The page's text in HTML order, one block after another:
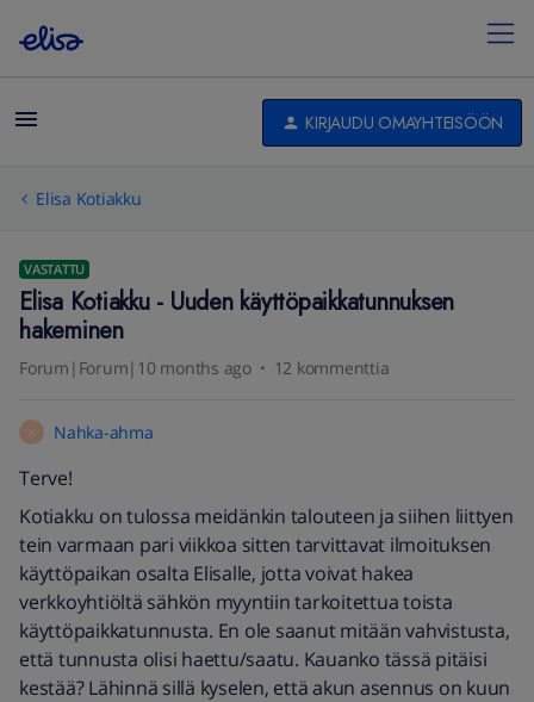
KIRJAUDU OMAYHTEISÖÖN
Elisa Kotiakku
VASTATTU
Elisa Kotiakku - Uuden käyttöpaikkatunnuksen
hakeminen
Forum|Forum|10 months ago 12 kommenttia
N Nahka-ahma
Terve!
Kotiakku on tulossa meidänkin talouteen ja siihen liittyen
tein varmaan pari viikkoa sitten tarvittavat ilmoituksen
käyttöpaikan osalta Elisalle, jotta voivat hakea
verkkoyhtiöltä sähkön myyntiin tarkoitettua toista
käyttöpaikkatunnusta. En ole saanut mitään vahvistusta,
että tunnusta olisi haettu/saatu. Kauanko tässä pitäisi
kestää? Lähinnä sillä kyselen, että akun asennus on kuun